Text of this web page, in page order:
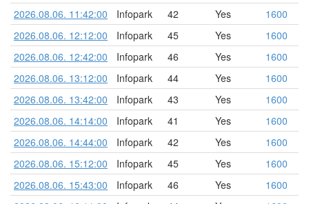
2026.08.06. 11:42:00
Infopark 42 Yes
1600
2026.08.06. 12:12:00
Infopark 45 Yes
1600
2026.08.06. 12:42:00
Infopark 46 Yes
1600
2026.08.06. 13:12:00
Infopark 44 Yes
1600
2026.08.06. 13:42:00
Infopark 43 Yes
1600
2026.08.06. 14:14:00
Infopark 41 Yes
1600
2026.08.06. 14:44:00
Infopark 42 Yes
1600
2026.08.06. 15:12:00
Infopark 45 Yes
1600
2026.08.06. 15:43:00
Infopark 46 Yes
1600